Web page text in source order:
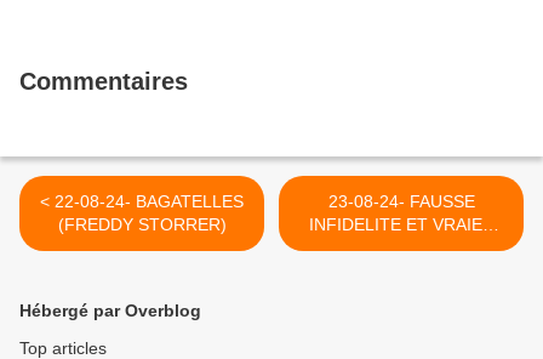
Commentaires
< 22-08-24- BAGATELLES
(FREDDY STORRER)
23-08-24- FAUSSE
INFIDELITE ET VRAIES
PEINES DE MORT (2006) >
Hébergé par Overblog
Top articles